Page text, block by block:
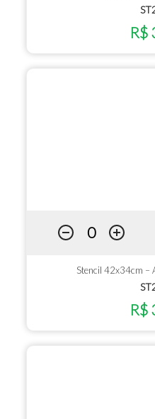
R$
Stencil 42x34cm –
R$